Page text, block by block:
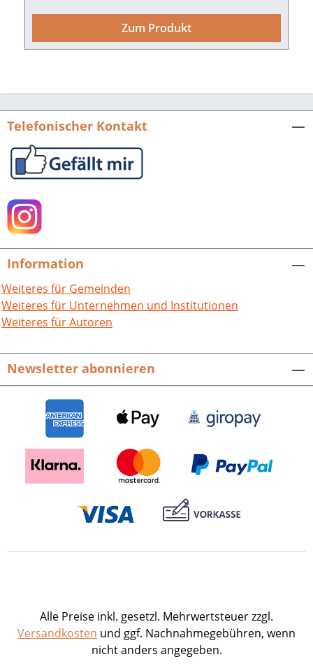
für viele Themen und Wissensgebiete –
Publikationen aus der Feder Melanchthons
und seiner Zeitgenossen. Der Audioguide
Universalgelehrten aus Bretten, mit Auszügen
Hörbilder, die nicht nur
architekturgeschichtliche oder philosophisch-
zeigen auch den Menschen Melanchthon: den
Dialog und Austausch entwickelt; den
energischen Kämpfer, der immer wieder
massiven Anfeindungen ausgesetzt ist. Und sie
zeigen den Familienvater und guten Freund,
der an dem Leben seiner Nächsten intensiv
Internet führen – wo dies möglich ist – an die
einzelnen Objekte, zu denen Geschichten
erzählt werden.Die vorliegende Druckfassung
bietet mehr. Viele Hörbilder werden zusätzlich
mit weiteren Abbildungen illustriert, vor allem
mit Stichen aus der druckgraphischen
Sammlung des Melanchthonhauses.
Besonders die szenischen Darstellungen aus
Ergänzung zu den Geschichten aus dem Leben
Philipp Melanchthons. Der Audioguide ist auch
regionalkultur.de/detail/index/sArticle/1186">a
reformation?c=169">auf Französisch</a>
lieferbar. Axel Lange, Philipp Melanchthon -
Humanismus- Reformation. Hörbilder aus dem
Zum Produkt
Telefonischer Kontakt
Information
Weiteres für Gemeinden
Weiteres für Unternehmen und Institutionen
Weiteres für Autoren
Newsletter abonnieren
Alle Preise inkl. gesetzl. Mehrwertsteuer zzgl.
Versandkosten und ggf. Nachnahmegebühren, wenn
nicht anders angegeben.